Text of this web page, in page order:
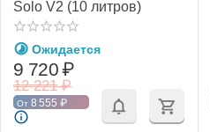
Solo V2 (10 литров)
Ожидается
12 221 ₽
9 720₽
От 8 555 ₽